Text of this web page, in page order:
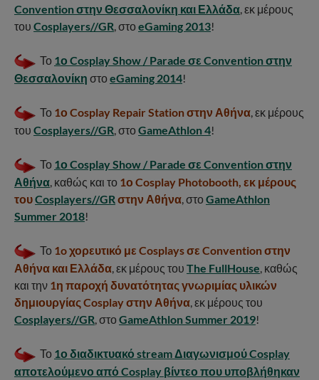
Convention στην Θεσσαλονίκη και Ελλάδα, εκ μέρους
του Cosplayers//GR, στο eGaming 2013!
Το 1ο Cosplay Show / Parade σε Convention στην
Θεσσαλονίκη στο eGaming 2014!
Το 1ο Cosplay Repair Station στην Αθήνα, εκ μέρους
του Cosplayers//GR, στο GameAthlon 4!
Το 1ο Cosplay Show / Parade σε Convention στην
Αθήνα , καθώς και το 1ο Cosplay Photobooth, εκ μέρους
τουCosplayers//GR στην Αθήνα , στο GameAthlon
Summer 2018!
Το 1o χορευτικό με Cosplays σε Convention στην
Αθήνα και Ελλάδα , εκ μέρους του The FullHouse , καθώς
και την 1η παροχή δυνατότητας γνωριμίας υλικών
δημιουργίας Cosplay στην Αθήνα , εκ μέρους του
Cosplayers//GR , στο GameAthlon Summer 2019!
Το 1ο διαδικτυακό stream Διαγωνισμού Cosplay
αποτελούμενο από Cosplay βίντεο που υποβλήθηκαν